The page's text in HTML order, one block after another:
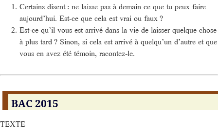
Certains disent : ne laisse pas à demain ce que tu peux faire
aujourd’hui. Est-ce que cela est vrai ou faux ?
Est-ce qu’il vous est arrivé dans la vie de laisser quelque chose
à plus tard ? Sinon, si cela est arrivé à quelqu’un d’autre et que
vous en avez été témoin, racontez-le.
BAC 2015
TEXTE